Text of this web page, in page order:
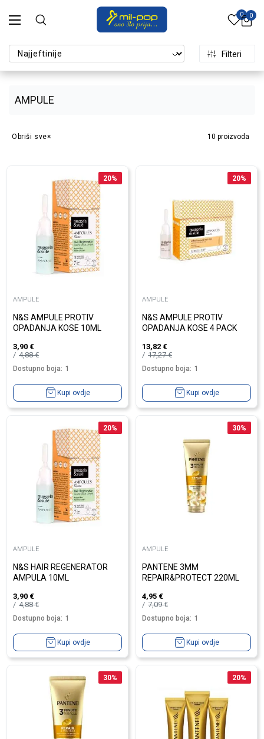
0 0
AMPULE
Filteri
10 proizvoda
Obriši sve
20%
AMPULE
N&S AMPULE PROTIV
OPADANJA KOSE 10ML
3,90 €
4,88€
Dostupno boja: 1
Kupi ovdje
20%
AMPULE
N&S AMPULE PROTIV
OPADANJA KOSE 4 PACK
13,82 €
17,27€
Dostupno boja: 1
Kupi ovdje
20%
AMPULE
N&S HAIR REGENERATOR
AMPULA 10ML
3,90 €
4,88€
Dostupno boja: 1
Kupi ovdje
30%
AMPULE
PANTENE 3MM
REPAIR&PROTECT 220ML
4,95 €
7,09€
Dostupno boja: 1
Kupi ovdje
30% 20%